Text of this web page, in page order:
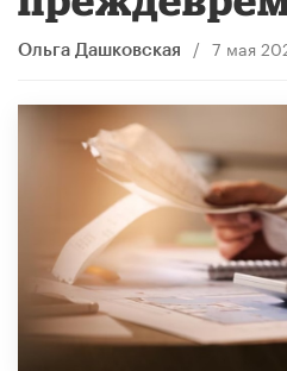
Ольга Дашковская / 7 мая